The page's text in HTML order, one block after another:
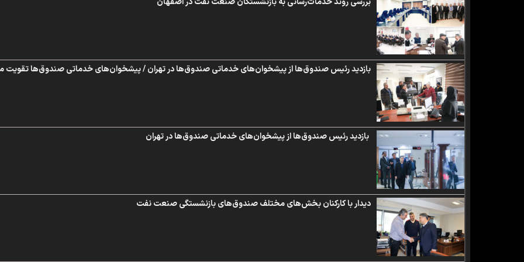
بازدید رئیس صندوق‌ها از پیشخوان‌های خدماتی صندوق‌ها در تهران / پیشخوان‌های خدماتی صندوق‌ها تقویت
بازدید رئیس صندوق‌ها از پیشخوان‌های خدماتی صندوق‌ها در تهران
دیدار با کارکنان بخش‌های مختلف صندوق‌های بازنشستگی صنعت نفت